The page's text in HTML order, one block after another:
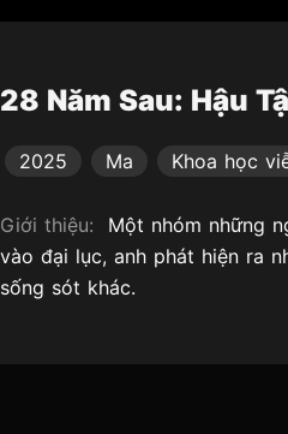
28 Năm Sau: Hậu
2025 Ma Khoa học
Giới thiệu: Một nhóm những
vào đại lục, anh phát hiện ra
sống sót khác.